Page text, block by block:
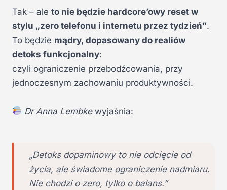
Tak – ale to nie będzie hardcore’owy reset w
stylu „zero telefonu i internetu przez tydzień”.
To będzie mądry, dopasowany do realiów
detoks funkcjonalny:
czyli ograniczenie przebodźcowania, przy
jednoczesnym zachowaniu produktywności.
Dr Anna Lembkewyjaśnia:
„Detoks dopaminowy to nie odcięcie od
życia, ale świadome ograniczenie nadmiaru.
Nie chodzi o zero, tylko o balans.”